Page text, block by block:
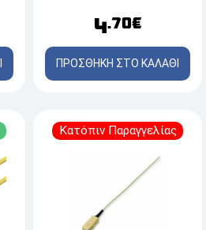
4.70€
ΠΡΟΣΘΗΚΗ ΣΤΟ ΚΑΛΑΘΙ
Κατόπιν Παραγγελίας